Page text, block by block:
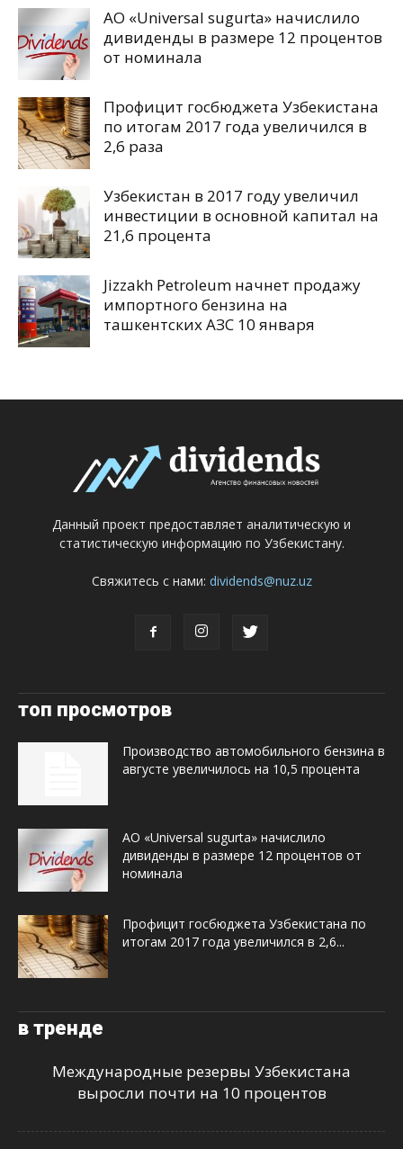
АО «Universal sugurta» начислило
дивиденды в размере 12 процентов
от номинала
Профицит госбюджета Узбекистана
по итогам 2017 года увеличился в
2,6 раза
Узбекистан в 2017 году увеличил
инвестиции в основной капитал на
21,6 процента
Jizzakh Petroleum начнет продажу
импортного бензина на
ташкентских АЗС 10 января
Данный проект предоставляет аналитическую и
статистическую информацию по Узбекистану.
Свяжитесь с нами: dividends@nuz.uz
топ просмотров
Производство автомобильного бензина в
августе увеличилось на 10,5 процента
АО «Universal sugurta» начислило
дивиденды в размере 12 процентов от
номинала
Профицит госбюджета Узбекистана по
итогам 2017 года увеличился в 2,6...
в тренде
Международные резервы Узбекистана
выросли почти на 10 процентов